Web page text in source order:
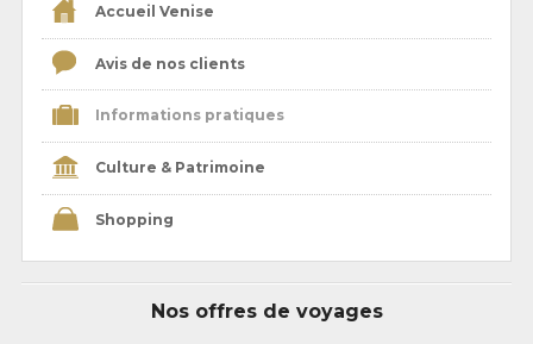
Accueil Venise
Avis de nos clients
Informations pratiques
Culture & Patrimoine
Shopping
Nos offres de voyages